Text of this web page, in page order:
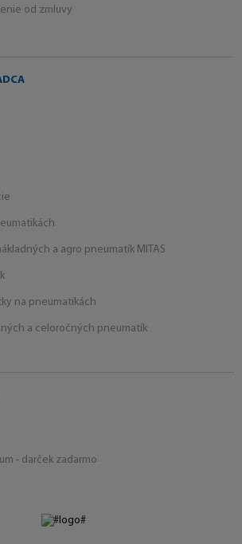
od zmluvy
a agro pneumatík MITAS
na pneumatikách
a celoročných pneumatík
- darček zadarmo